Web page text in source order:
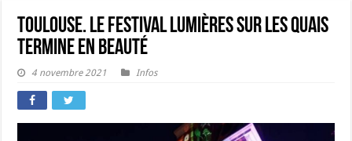
Toulouse. Le Festival Lumières sur les Quais
termine en beauté
4 novembre 2021 Infos